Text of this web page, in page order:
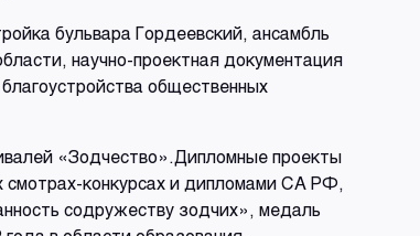
бульвара Гордеевский, ансамбль
научно-проектная документация
общественных
«Зодчество».Дипломные проекты
конкурсах и дипломами СА РФ,
содружеству зодчих», медаль